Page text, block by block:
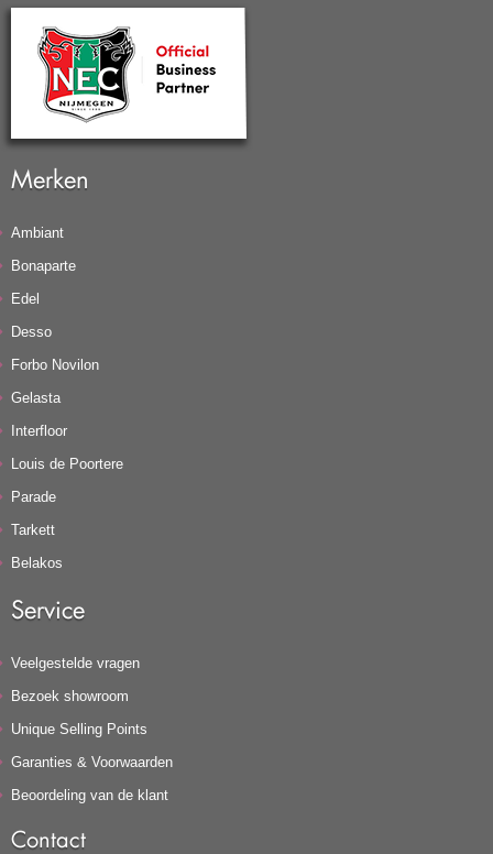
Merken
Ambiant
Bonaparte
Edel
Desso
Forbo Novilon
Gelasta
Interfloor
Louis de Poortere
Parade
Tarkett
Belakos
Service
Veelgestelde vragen
Bezoek showroom
Unique Selling Points
Garanties & Voorwaarden
Beoordeling van de klant
Contact